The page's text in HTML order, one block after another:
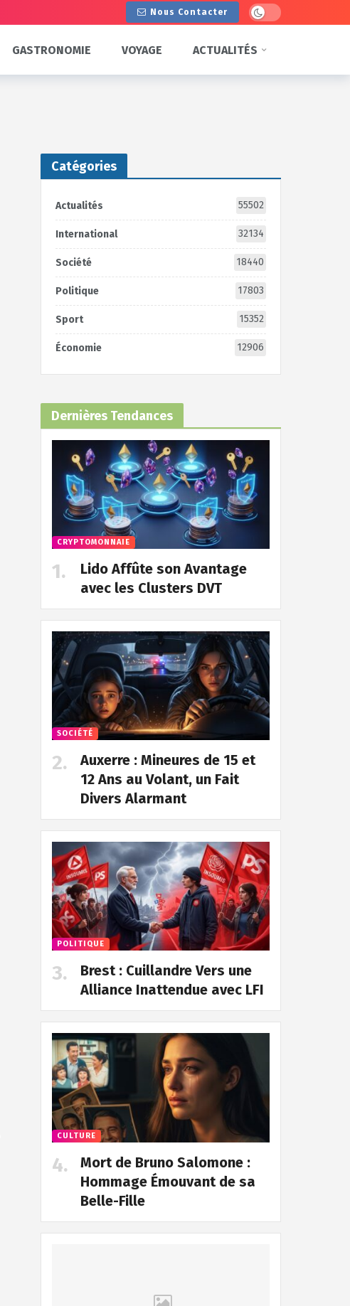
Nous Contacter Dark mode
GASTRONOMIE VOYAGE ACTUALITÉS
Catégories
Actualités 55502
International 32134
Société 18440
Politique 17803
Sport 15352
Économie 12906
Dernières Tendances
CRYPTOMONNAIE
Lido Affûte son Avantage
avec les Clusters DVT
SOCIÉTÉ
Auxerre : Mineures de 15 et
12 Ans au Volant, un Fait
Divers Alarmant
POLITIQUE
Brest : Cuillandre Vers une
Alliance Inattendue avec LFI
CULTURE
Mort de Bruno Salomone :
Hommage Émouvant de sa
Belle-Fille